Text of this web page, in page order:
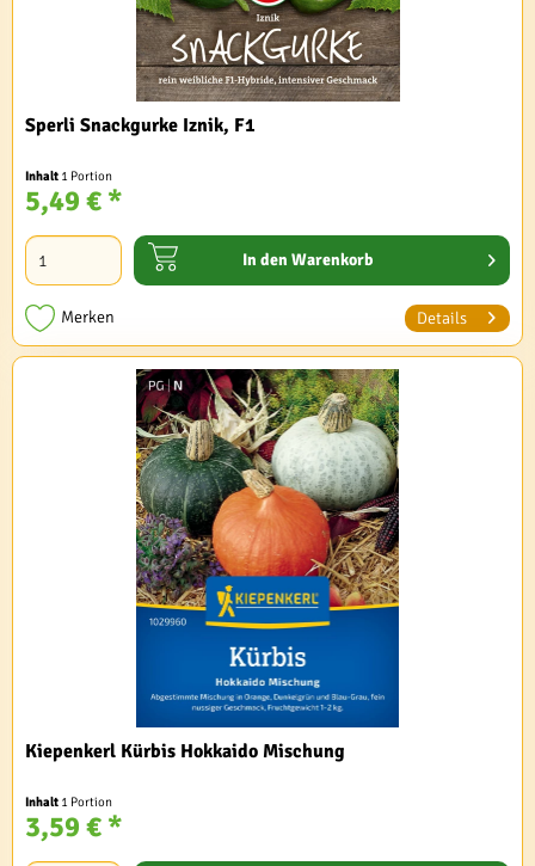
Sperli Snackgurke Iznik, F1
Inhalt 1 Portion
5,49 € *
In den Warenkorb
Merken Details
Kiepenkerl Kürbis Hokkaido Mischung
Inhalt 1 Portion
3,59 € *